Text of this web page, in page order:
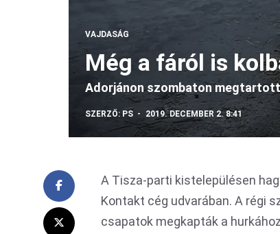
VAJDASÁG
Még a fáról is
Adorjánon szombaton
SZERZŐ: PS 2019. DECEMBER 2. 8:41
A Tisza-parti kistelepülésen
Kontakt cég udvarában. A régi
csapatok megkapták a